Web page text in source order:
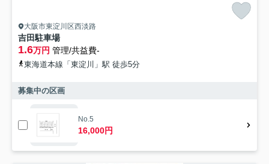
大阪市東淀川区西淡路
吉田駐車場
1.6万円 管理/共益費-
東海道本線「東淀川」駅 徒歩5分
募集中の区画
No.5
16,000円